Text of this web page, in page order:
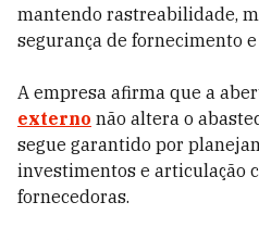
mantendo rastreabilidade,
segurança de fornecimento
A empresa afirma que a
externo não altera o
segue garantido por
investimentos e articulação
fornecedoras.